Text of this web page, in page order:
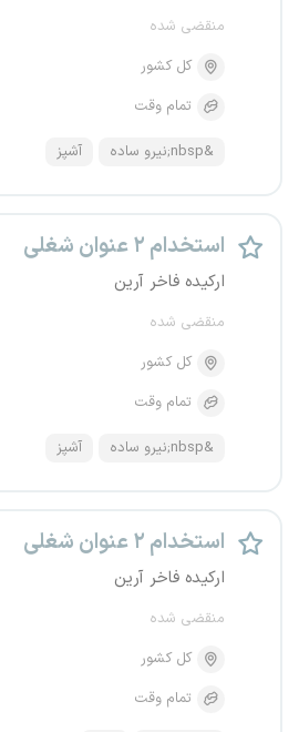
منقضی شده
کل کشور
تمام وقت
&nbsp;نیرو ساده آشپز
استخدام ۲ عنوان شغلی
ارکیده فاخر آرین
منقضی شده
کل کشور
تمام وقت
&nbsp;نیرو ساده آشپز
استخدام ۲ عنوان شغلی
ارکیده فاخر آرین
منقضی شده
کل کشور
تمام وقت